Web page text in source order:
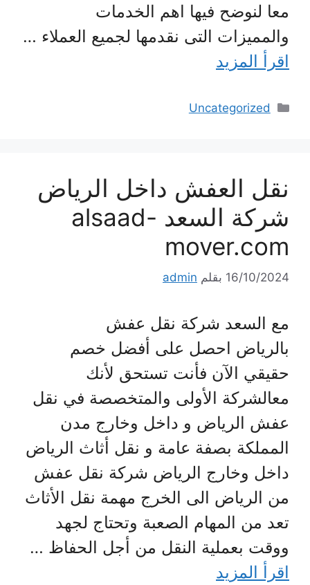
معا لنوضح فيها اهم الخدمات
والمميزات التى نقدمها لجميع العملاء …
اقرأ المزيد
التصنيفات
Uncategorized
نقل العفش داخل الرياض
شركة السعد alsaad-
mover.com
16/10/2024 بقلم admin
مع السعد شركة نقل عفش
بالرياض احصل على أفضل خصم
حقيقي الآن فأنت تستحق لأنك
معالشركة الأولى والمتخصصة في نقل
عفش الرياض و داخل وخارج مدن
المملكة بصفة عامة و نقل أثاث الرياض
داخل وخارج الرياض شركة نقل عفش
من الرياض الى الخرج مهمة نقل الأثاث
تعد من المهام الصعبة وتحتاج لجهد
ووقت بعملية النقل من أجل الحفاظ …
اقرأ المزيد